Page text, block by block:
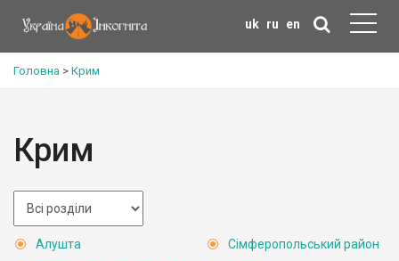
uk ru en
Головна > Крим
Крим
Алушта
Сімферопольський район